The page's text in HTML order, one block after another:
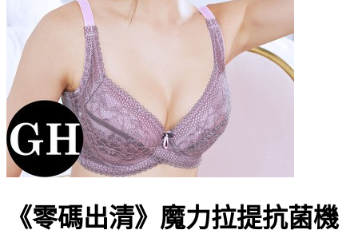
《零碼出清》魔力拉提抗菌機